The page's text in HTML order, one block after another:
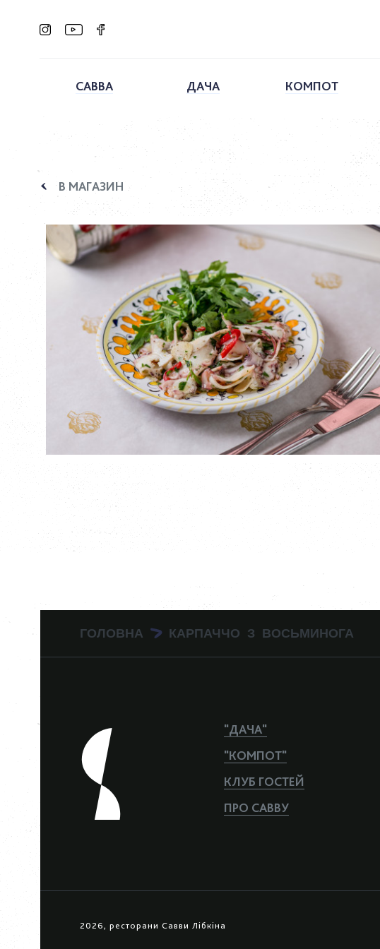
САВВА ДАЧА КОМПОТ
В МАГАЗИН
ГОЛОВНА > КАРПАЧЧО З ВОСЬМИНОГА
"ДАЧА"
"КОМПОТ"
КЛУБ ГОСТЕЙ
ПРО САВВУ
2026, ресторани Савви Лiбкiна